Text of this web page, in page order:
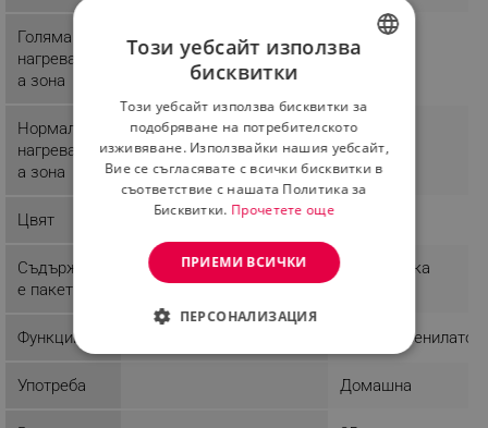
Голяма
нагревателн
а зона
Нормална
нагревателн
а зона
3
Цвят
Съдържани
е пакет
1 х Решетка
Функции Вграден венилатор
Употреба Домашна
ROMANIAN
Този уебсайт използва
бисквитки
Този уебсайт използва бисквитки за
подобряване на потребителското
изживяване. Използвайки нашия уебсайт,
Вие се съгласявате с всички бисквитки в
съответствие с нашата Политика за
Бисквитки. Прочетете още
ПРИЕМИ ВСИЧКИ
ПЕРСОНАЛИЗАЦИЯ
СТРОГО НЕОБХОДИМО